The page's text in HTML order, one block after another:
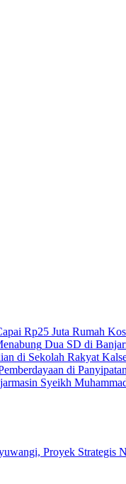
Rumah
Dua SD di
Syeikh